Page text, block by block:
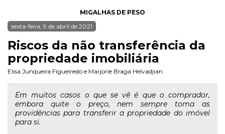
MIGALHAS DE PESO
sexta-feira, 9 de abril de 2021
Riscos da não transferência da
propriedade imobiliária
Elisa Junqueira Figueiredo e Marjorie Braga Helvadjian
Em muitos casos o que se vê é que o comprador,
embora quite o preço, nem sempre toma as
providências para transferir a propriedade do imóvel
para si.